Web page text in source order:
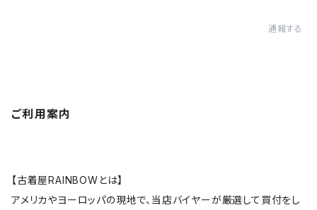
通報する
ご利用案内
【古着屋RAINBOWとは】
アメリカやヨーロッパの現地で、当店バイヤーが厳選して買付をし